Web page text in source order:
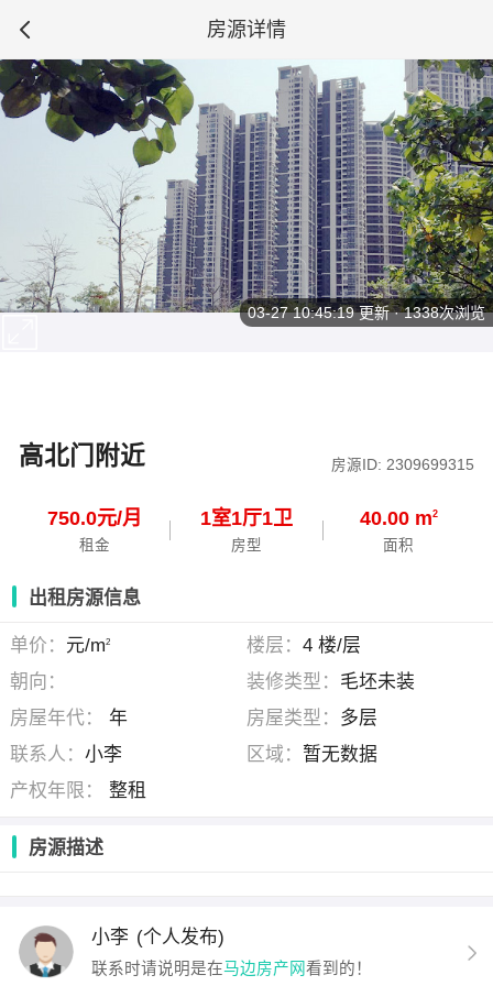
房源详情
高北门附近 房源ID: 2309699315
750.0元/月
租金
1室1厅1卫
房型
40.00 m2
面积
03-27 10:45:19更新 · 1338次浏览
出租房源信息
单价： 元/m2 楼层： 4 楼/层
朝向：
装修类型： 毛坯未装
房屋年代：
年 房屋类型： 多层
联系人：小李 区域： 暂无数据
产权年限：
整租
房源描述
小李 (个人发布)
联系时请说明是在马边房产网看到的！